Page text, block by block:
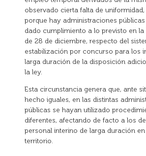
observado cierta falta de
porque hay administraciones
dado cumplimiento a lo previsto en la
de 28 de diciembre, respecto del
estabilización por concurso para los
larga duración de la disposición
la ley.
Esta circunstancia genera que, ante
hecho iguales, en las distintas
públicas se hayan utilizado
diferentes, afectando de facto a los
personal interino de larga duración
territorio.